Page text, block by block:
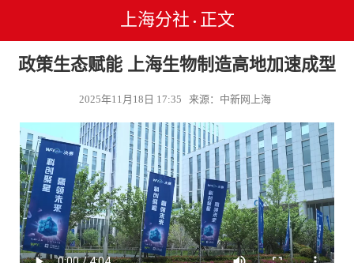
上海分社 • 正文
政策生态赋能 上海生物制造高地加速成型
2025年11月18日 17:35 来源：中新网上海